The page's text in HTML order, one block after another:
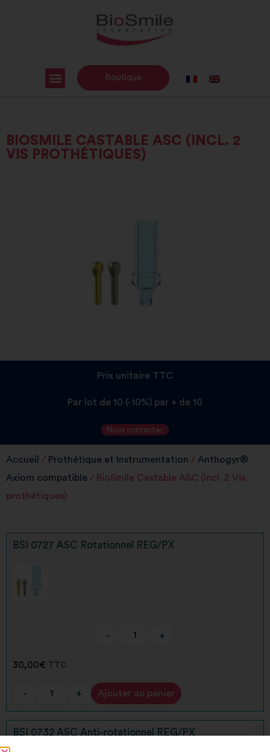
Boutique
BIOSMILE CASTABLE ASC (INCL. 2
VIS PROTHÉTIQUES)
Prix unitaire TTC
Par lot de 10 (-10%) par + de 10
Nous contacter
Accueil / Prothétique et Instrumentation / Anthogyr®
Axiom compatible / BioSmile Castable ASC (incl. 2 Vis
prothétiques)
BSI 0727 ASC Rotationnel REG/PX
- +
30,00€ TTC
- + Ajouter au panier
Alternative:
BSI 0732 ASC Anti-rotationnel REG/PX